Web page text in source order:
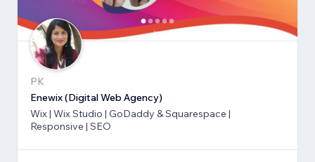
PK
Enewix (Digital Web Agency)
Wix | Wix Studio | GoDaddy & Squarespace |
Responsive | SEO